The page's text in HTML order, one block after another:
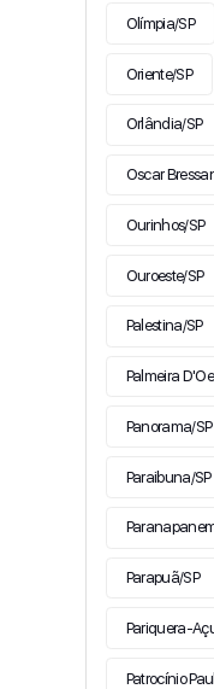
Olímpia/SP
Oriente/SP
Orlândia/SP
Oscar
Ourinhos/SP
Ouroeste/SP
Palestina/SP
Palmeira
Panorama/SP
Paraibuna/SP
Parapuã/SP
Pariquera-
Patrocínio